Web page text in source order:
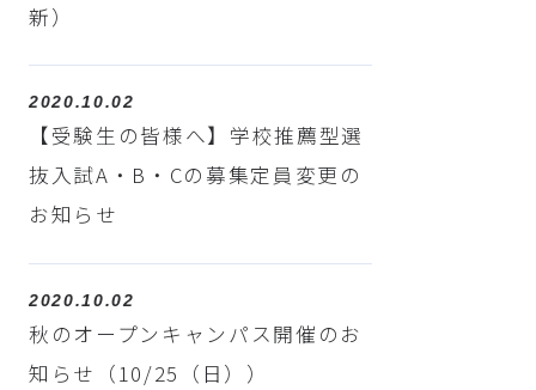
新）
2020.10.02
【受験生の皆様へ】学校推薦型選
抜入試A・B・Cの募集定員変更の
お知らせ
2020.10.02
秋のオープンキャンパス開催のお
知らせ（10/25（日））